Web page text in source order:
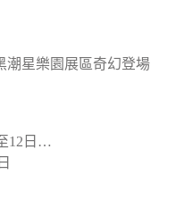
潮星樂園展區奇幻登場
12日…